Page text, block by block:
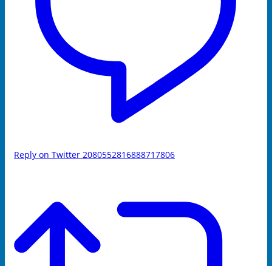
Reply on Twitter 2080552816888717806